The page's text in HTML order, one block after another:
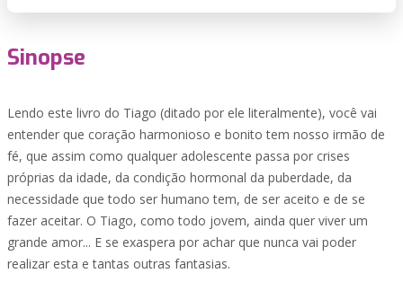
Sinopse
Lendo este livro do Tiago (ditado por ele literalmente), você vai
entender que coração harmonioso e bonito tem nosso irmão de
fé, que assim como qualquer adolescente passa por crises
próprias da idade, da condição hormonal da puberdade, da
necessidade que todo ser humano tem, de ser aceito e de se
fazer aceitar. O Tiago, como todo jovem, ainda quer viver um
grande amor... E se exaspera por achar que nunca vai poder
realizar esta e tantas outras fantasias.